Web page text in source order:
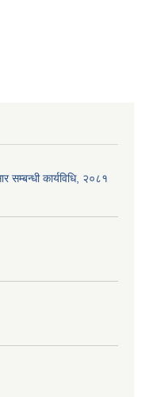
सम्बन्धी कार्यविधि, २०८१